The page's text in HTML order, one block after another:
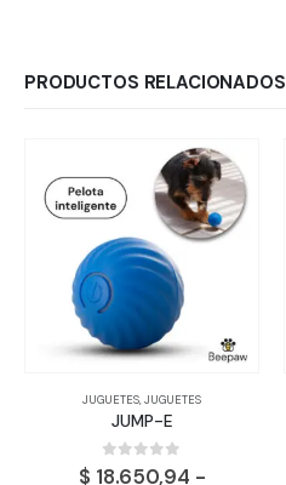
PRODUCTOS RELACIONADOS
JUGUETES,JUGUETES
JUMP-E
0out of 5
$ 18.650,94 -